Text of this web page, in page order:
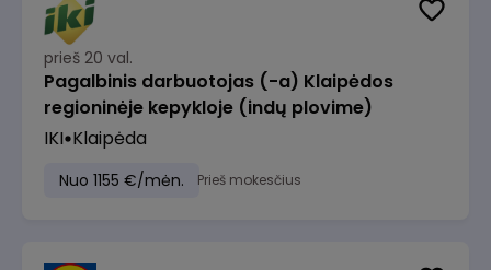
prieš 20 val.
Pagalbinis darbuotojas (-a) Klaipėdos
regioninėje kepykloje (indų plovime)
IKI Klaipėda
Nuo 1155 €/mėn. Prieš mokesčius